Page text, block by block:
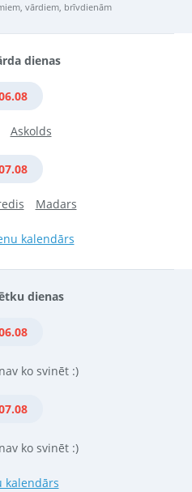
vārdiem, brīvdienām
dienas
Askolds
Madars
kalendārs
dienas
ko svinēt :)
ko svinēt :)
kalendārs